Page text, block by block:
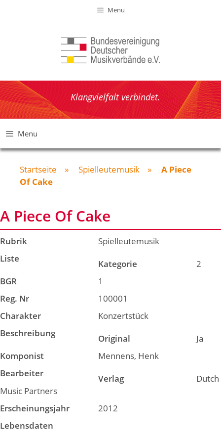
Menu
Klangvielfalt verbindet.
Menu
Startseite » Spielleutemusik » A Piece
Of Cake
A Piece Of Cake
Rubrik
Spielleutemusik
Liste
Kategorie
2
BGR
1
Reg. Nr
100001
Charakter
Konzertstück
Beschreibung
Original
Ja
Komponist
Mennens, Henk
Bearbeiter
Verlag
Dutch
Music Partners
Erscheinungsjahr
2012
Lebensdaten